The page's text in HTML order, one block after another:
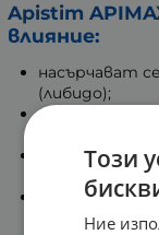
Apistim
влияние:
насърчават
(либидо);
съдействат
подкрепят
увереност на
стимулират
емоционален
Този
Ние